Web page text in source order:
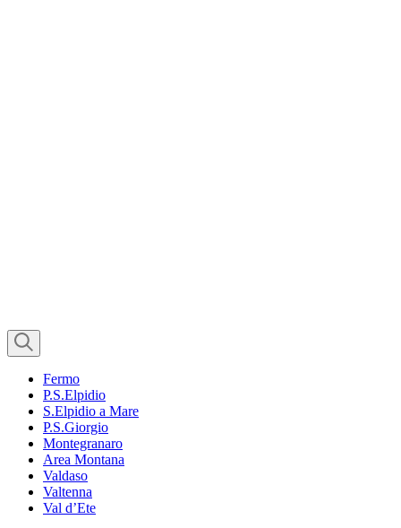
Fermo
P.S.Elpidio
S.Elpidio a Mare
P.S.Giorgio
Montegranaro
Area Montana
Valdaso
Valtenna
Val d’Ete